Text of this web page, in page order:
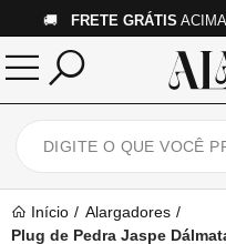
🚚 FRETE GRÁTIS
Início
Alargadores
Plug de Pedra Jaspe